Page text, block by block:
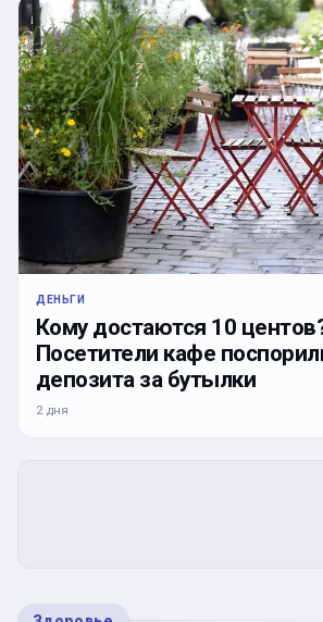
ДЕНЬГИ
Кому достаются 10
Посетители кафе
депозита за бутылки
2 дня